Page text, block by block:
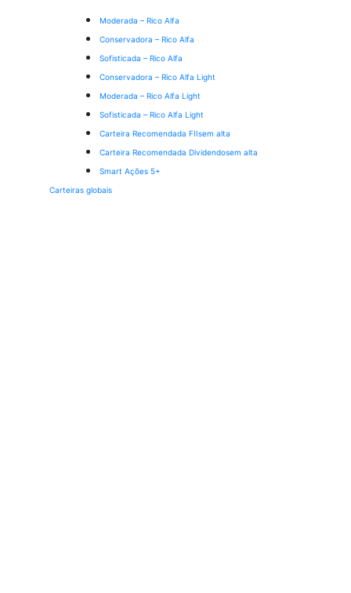
Moderada – Rico Alfa
Conservadora – Rico Alfa
Sofisticada – Rico Alfa
Conservadora – Rico Alfa Light
Moderada – Rico Alfa Light
Sofisticada – Rico Alfa Light
Carteira Recomendada FIIsem alta
Carteira Recomendada Dividendosem alta
Smart Ações 5+
Carteiras globais